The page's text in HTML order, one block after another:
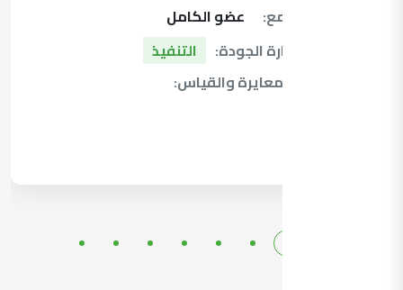
عضوية التجمع:
عضو الكامل
حالة نظام إدارة الجودة:
التنفيذ
نشر قدرات المعايرة والقياس: